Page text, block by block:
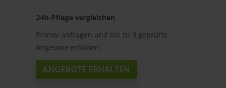
24h-Pflege vergleichen
Einmal anfragen und bis zu 3 geprüfte
Angebote erhalten.
ANGEBOTE ERHALTEN